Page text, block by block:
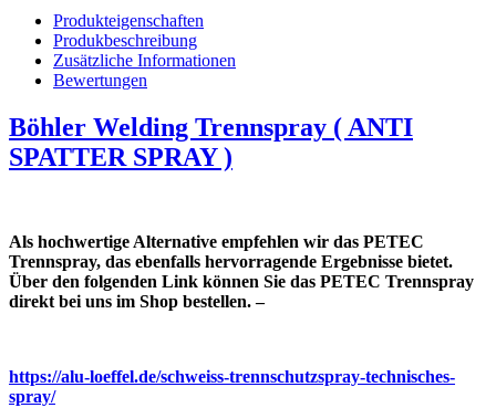
Produkteigenschaften
Produkbeschreibung
Zusätzliche Informationen
Bewertungen
Böhler Welding Trennspray ( ANTI
SPATTER SPRAY )
Als hochwertige Alternative empfehlen wir das PETEC
Trennspray, das ebenfalls hervorragende Ergebnisse bietet.
Über den folgenden Link können Sie das PETEC Trennspray
direkt bei uns im Shop bestellen. –
https://alu-loeffel.de/schweiss-trennschutzspray-technisches-
spray/